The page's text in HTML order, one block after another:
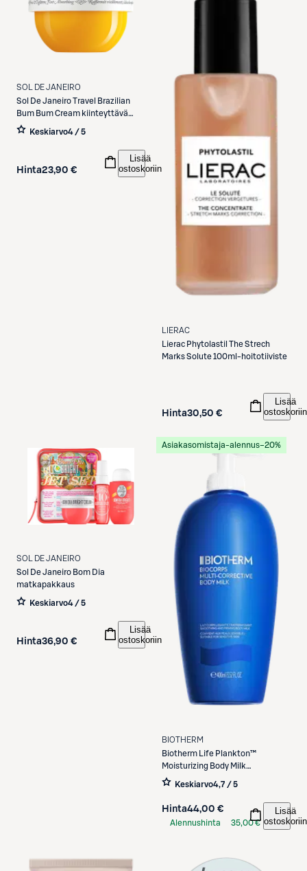
SOL DE JANEIRO
Sol De JaneiroTravel Brazilian
Bum Bum Cream kiinteyttävä
vartalovoide 75 ml
Keskiarvo4 / 5
Hinta23,90 €
Lisää
ostoskoriin
LIERAC
Lierac Phytolastil The Strech
Marks Solute 100ml-hoitotiiviste
Hinta30,50 €
Lisää
ostoskoriin
SOL DE JANEIRO
Sol De Janeiro Bom Dia
matkapakkaus
Keskiarvo4 / 5
Hinta36,90 €
Lisää
ostoskoriin
Asiakasomistaja-alennus−20%
BIOTHERM
Biotherm
Life Plankton™
Moisturizing Body Milk
vartaloemulsio 400 ml
Keskiarvo4,7 / 5
Hinta44,00 €
Alennushinta
35,00 €
Lisää
ostoskoriin